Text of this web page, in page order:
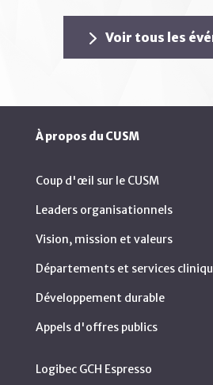
Voir tous les
À propos du CUSM
Coup d'œil sur le CUSM
Leaders organisationnels
Vision, mission et valeurs
Départements et services
Développement durable
Appels d'offres publics
Logibec GCH Espresso